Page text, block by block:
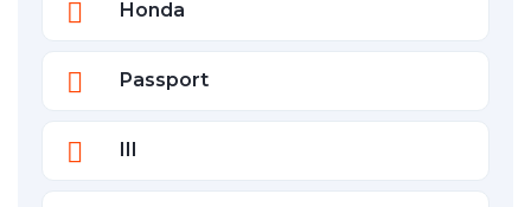
Honda
Passport
III